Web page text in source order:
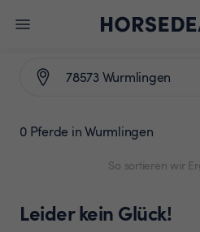
0 Pferde in Wurmlingen
So sortieren wir
Leider kein Glück!